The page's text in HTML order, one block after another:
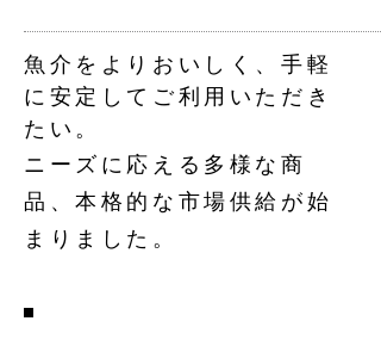
魚介をよりおいしく、手軽
に安定してご利用いただき
たい。
ニーズに応える多様な商
品、本格的な市場供給が始
まりました。